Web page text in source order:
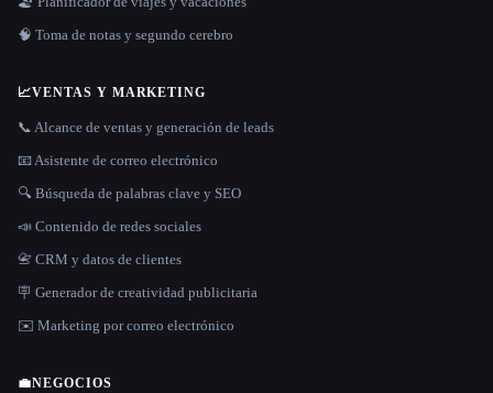
🧠 Toma de notas y segundo cerebro
📈VENTAS Y MARKETING
📞 Alcance de ventas y generación de leads
📧 Asistente de correo electrónico
🔍 Búsqueda de palabras clave y SEO
📣 Contenido de redes sociales
📇 CRM y datos de clientes
🪧 Generador de creatividad publicitaria
✉️ Marketing por correo electrónico
💼NEGOCIOS